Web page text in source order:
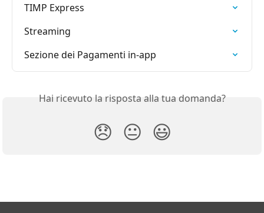
TIMP Express
Streaming
Sezione dei Pagamenti in-app
Hai ricevuto la risposta alla tua domanda?
😞 😐 😃